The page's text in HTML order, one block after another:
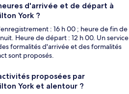
d'arrivée et de départ à
York ?
: 16 h 00 ; heure de fin de
Heure de départ : 12 h 00. Un service
formalités d'arrivée et des formalités
sont proposés.
proposées par
York et alentour ?